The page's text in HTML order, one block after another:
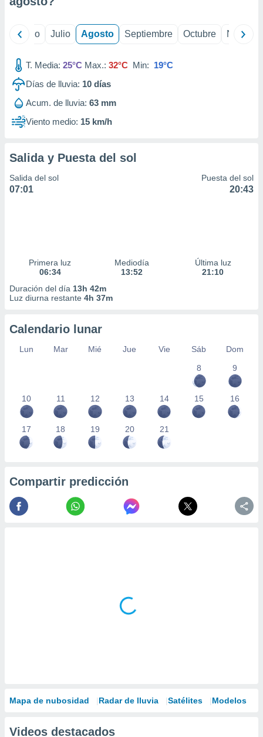
mediante
publicidad
publicidad
1199
Junio Julio Agosto Septiembre Octubre
T. Media: 25°C Max.: 32°C Min: 19°C
Días de lluvia: 10 días
Acum. de lluvia: 63 mm
Viento medio: 15 km/h
Salida y Puesta del sol
Salida del sol
07:01
Puesta del sol
20:43
Primera luz
06:34
Mediodía
13:52
Última luz
21:10
Duración del día 13h 42m
Luz diurna restante 4h 37m
Calendario lunar
Lun Mar Mié Jue Vie Sáb
Dom
8
9
10 11 12 13 14 15 16
17 18 19 20 21
Compartir predicción
Mapa de nubosidad Radar de lluvia Satélites Modelos
Videos destacados